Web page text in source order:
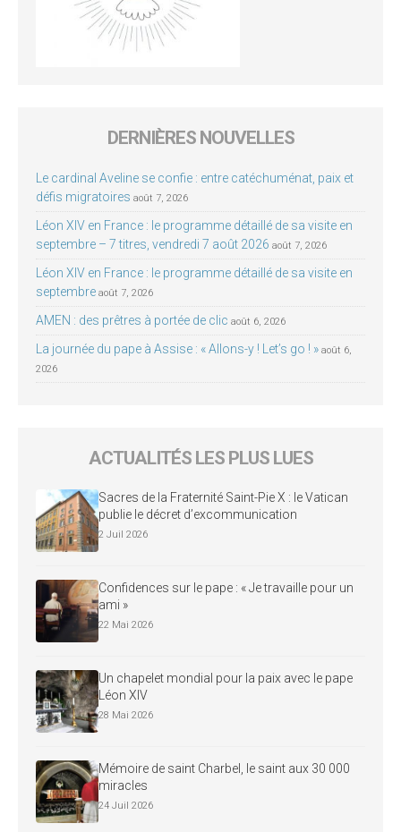
DERNIÈRES NOUVELLES
Le cardinal Aveline se confie : entre catéchuménat, paix et
défis migratoires août 7, 2026
Léon XIV en France : le programme détaillé de sa visite en
septembre – 7 titres, vendredi 7 août 2026 août 7, 2026
Léon XIV en France : le programme détaillé de sa visite en
septembre août 7, 2026
AMEN : des prêtres à portée de clic août 6, 2026
La journée du pape à Assise : « Allons-y ! Let’s go ! » août 6,
2026
ACTUALITÉS LES PLUS LUES
Sacres de la Fraternité Saint-Pie X : le Vatican
publie le décret d’excommunication
2 Juil 2026
Confidences sur le pape : « Je travaille pour un
ami »
22 Mai 2026
Un chapelet mondial pour la paix avec le pape
Léon XIV
28 Mai 2026
Mémoire de saint Charbel, le saint aux 30 000
miracles
24 Juil 2026